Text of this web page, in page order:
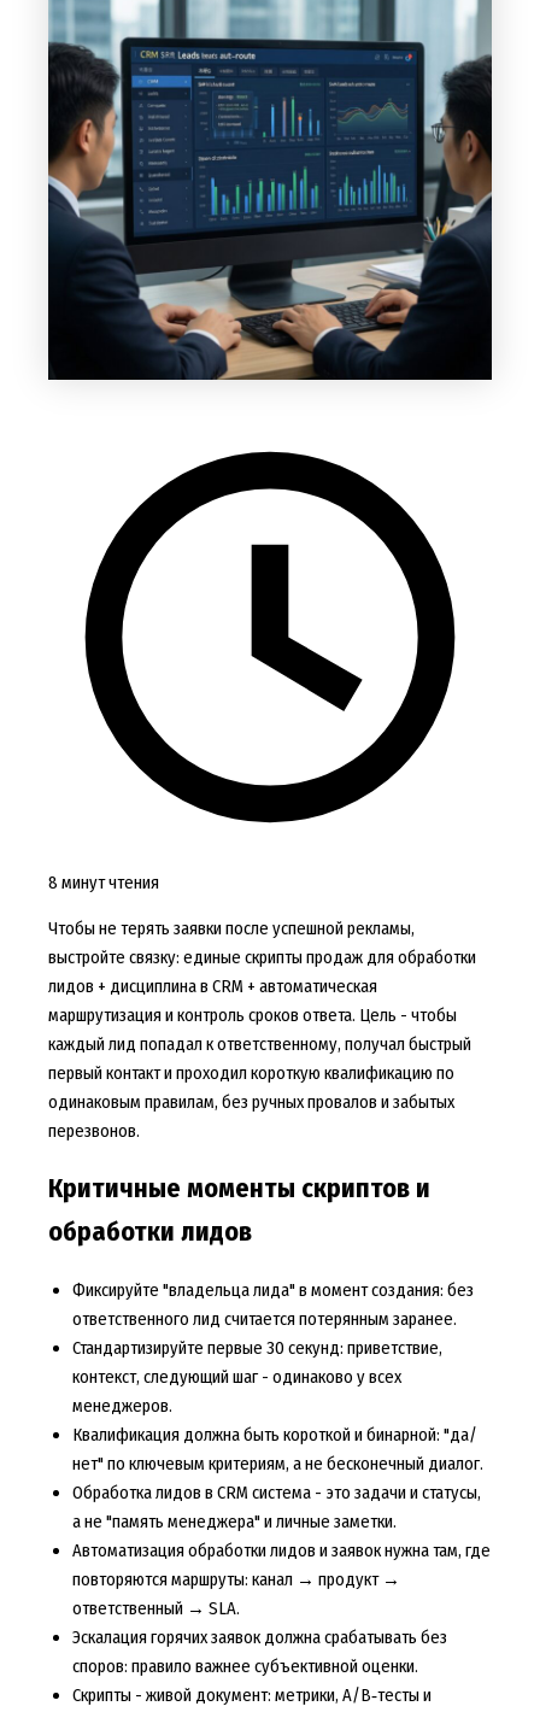
8 минут чтения
Чтобы не терять заявки после успешной рекламы,
выстройте связку: единые скрипты продаж для обработки
лидов + дисциплина в CRM + автоматическая
маршрутизация и контроль сроков ответа. Цель - чтобы
каждый лид попадал к ответственному, получал быстрый
первый контакт и проходил короткую квалификацию по
одинаковым правилам, без ручных провалов и забытых
перезвонов.
Критичные моменты скриптов и
обработки лидов
Фиксируйте "владельца лида" в момент создания: без
ответственного лид считается потерянным заранее.
Стандартизируйте первые 30 секунд: приветствие,
контекст, следующий шаг - одинаково у всех
менеджеров.
Квалификация должна быть короткой и бинарной: "да/
нет" по ключевым критериям, а не бесконечный диалог.
Обработка лидов в CRM система - это задачи и статусы,
а не "память менеджера" и личные заметки.
Автоматизация обработки лидов и заявок нужна там, где
повторяются маршруты: канал → продукт →
ответственный → SLA.
Эскалация горячих заявок должна срабатывать без
споров: правило важнее субъективной оценки.
Скрипты - живой документ: метрики, A/B‑тесты и